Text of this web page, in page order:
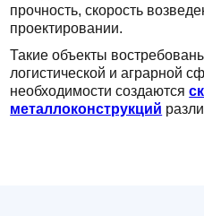
прочность, скорость
проектировании.
Такие объекты
логистической и аграрной
необходимости создаются
металлоконструкций